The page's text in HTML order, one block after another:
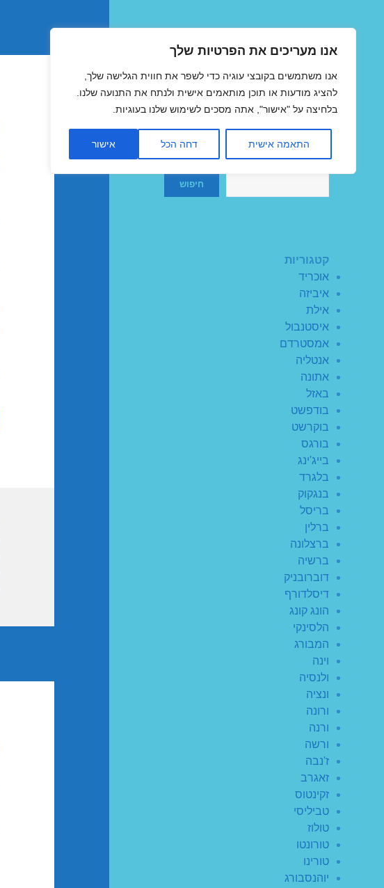
אנו מעריכים את הפרטיות שלך
אנו משתמשים בקובצי עוגיה כדי לשפר את חווית הגלישה שלך,
להציג מודעות או תוכן מותאמים אישית ולנתח את התנועה שלנו.
בלחיצה על "אישור", אתה מסכים לשימוש שלנו בעוגיות.
התאמה אישית דחה הכל אישור
MegaFlights טיסות מוזלות
חיפוש
חיפוש
קטגוריות
אוכריד
איביזה
אילת
איסטנבול
אמסטרדם
אנטליה
אתונה
באזל
בודפשט
בוקרשט
בורגס
בייג'ינג
בלגרד
בנגקוק
בריסל
ברלין
ברצלונה
ברשיה
דוברובניק
דיסלדורף
הונג קונג
הלסינקי
המבורג
וינה
ולנסיה
ונציה
ורונה
ורנה
ורשה
ז'נבה
זאגרב
זקינטוס
טביליסי
טולוז
טורונטו
טורינו
יוהנסבורג